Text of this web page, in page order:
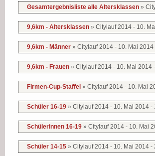
Gesamtergebnisliste alle Altersklassen »
9,6km - Altersklassen » Citylauf 2014 - 10.
9,6km - Männer » Citylauf 2014 - 10. Mai
9,6km - Frauen » Citylauf 2014 - 10. Mai 2014
Firmen-Cup-Staffel » Citylauf 2014 - 10. Mai
Schüler 16-19 » Citylauf 2014 - 10. Mai 2014
Schülerinnen 16-19 » Citylauf 2014 - 10. Mai
Schüler 14-15 » Citylauf 2014 - 10. Mai 2014